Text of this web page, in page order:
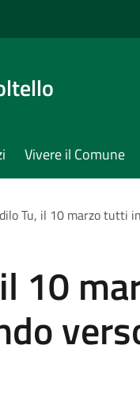
Vivere il Comune
Tu, il 10 marzo tutti
10